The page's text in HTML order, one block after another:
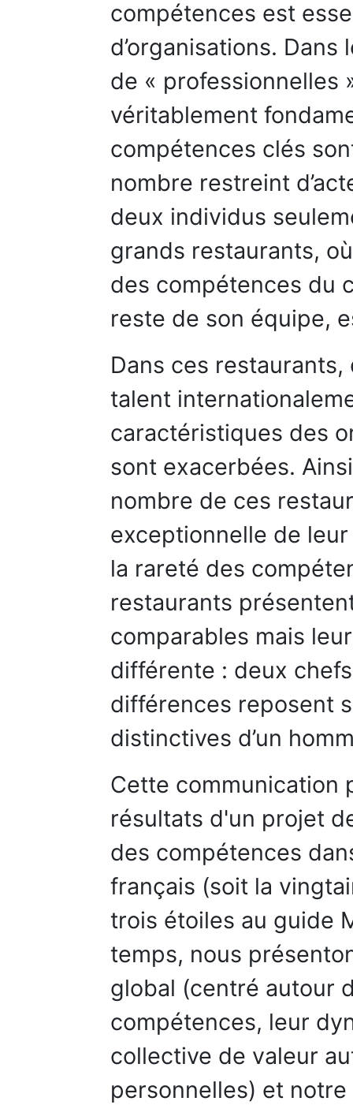
compétences est
d’organisations.
de « professionnelles
véritablement
compétences clés
nombre restreint
deux individus
grands restaurants,
des compétences du
reste de son équipe,
Dans ces
talent
caractéristiques des
sont exacerbées.
nombre de ces
exceptionnelle de
la rareté des
restaurants
comparables mais
différente : deux
différences reposent
distinctives d’un
Cette communication
résultats d'un projet
des compétences
français (soit la
trois étoiles au guide
temps, nous
global (centré autour
compétences, leur
collective de valeur
personnelles) et notre